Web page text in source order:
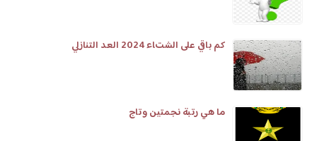
كم باقي على الشتاء 2024 العد التنازلي
ما هي رتبة نجمتين وتاج